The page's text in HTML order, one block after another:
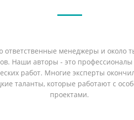
ответственные менеджеры и около
Наши авторы - это
работ. Многие эксперты
таланты, которые работают с
проектами.